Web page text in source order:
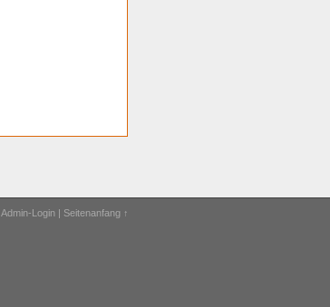
Admin-Login | Seitenanfang ↑